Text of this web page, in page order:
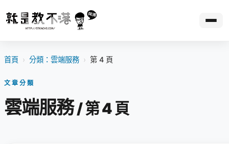
首頁 › 分類：雲端服務 › 第 4 頁
文章分類
雲端服務/ 第 4 頁